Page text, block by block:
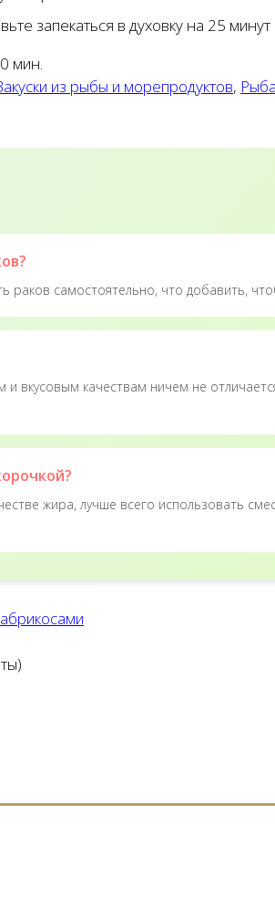
запекаться в духовку на 25 минут
мин.
из рыбы и морепродуктов,
раков самостоятельно, что добавить,
вкусовым качествам ничем не
жира, лучше всего использовать